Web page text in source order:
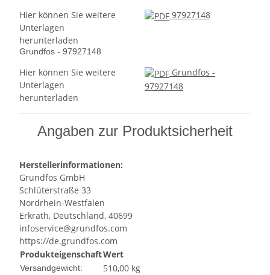
Hier können Sie weitere
Unterlagen
herunterladen
97927148
Grundfos - 97927148
Hier können Sie weitere
Unterlagen
herunterladen
Grundfos -
97927148
Angaben zur Produktsicherheit
Herstellerinformationen:
Grundfos GmbH
Schlüterstraße 33
Nordrhein-Westfalen
Erkrath, Deutschland, 40699
infoservice@grundfos.com
https://de.grundfos.com
ProdukteigenschaftWert
Versandgewicht: 510,00 kg